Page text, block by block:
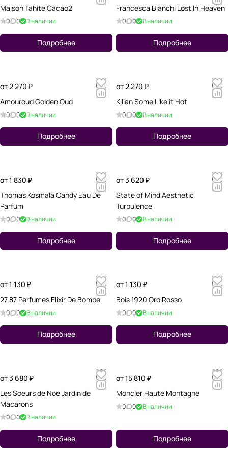
Maison Tahite Cacao2
0 0 В наличии
Подробнее
Francesca Bianchi Lost In Heaven
0 0 В наличии
Подробнее
от 2 270 ₽
Amouroud Golden Oud
0 0 В наличии
Подробнее
от 2 270 ₽
Kilian Some Like it Hot
0 0 В наличии
Подробнее
от 1 830 ₽
Thomas Kosmala Candy Eau De
Parfum
0 0 В наличии
Подробнее
от 3 620 ₽
State of Mind Aesthetic
Turbulence
0 0 В наличии
Подробнее
от 1 130 ₽
27 87 Perfumes Elixir De Bombe
0 0 В наличии
Подробнее
от 1 130 ₽
Bois 1920 Oro Rosso
0 0 В наличии
Подробнее
от 3 680 ₽
Les Soeurs de Noe Jardin de
Macarons
0 0 В наличии
Подробнее
от 15 810 ₽
Moncler Haute Montagne
0 0 В наличии
Подробнее